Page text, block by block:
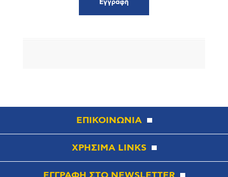
ΕΠΙΚΟΙΝΩΝΙΑ
ΧΡΗΣΙΜΑ LINKS